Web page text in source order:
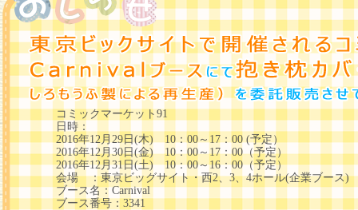
コミックマーケット91
日時：
2016年12月29日(木) 10：00～17：00 (予定）
2016年12月30日(金) 10：00～17：00（予定）
2016年12月31日(土) 10：00～16：00（予定）
会場 ：東京ビッグサイト・西2、3、4ホール(企業ブース)
ブース名：Carnival
ブース番号：3341